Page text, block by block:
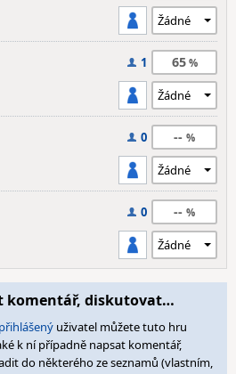
1 65
0 --
0 --
komentář, diskutovat…
přihlášený uživatel můžete tuto hru
k ní případně napsat komentář,
do některého ze seznamů (vlastním,